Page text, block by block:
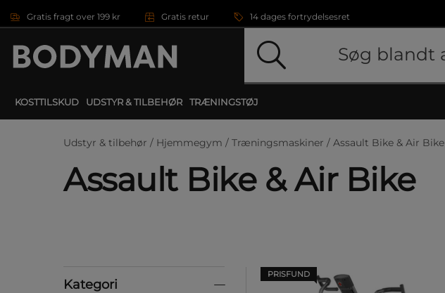
Gratis fragt over 199 kr Gratis retur 14 dages fortrydelsesret
KOSTTILSKUD UDSTYR & TILBEHØR TRÆNINGSTØJ
Udstyr & tilbehør / Hjemmegym / Træningsmaskiner / Assault Bike & Air Bike
Assault Bike & Air Bike
Kategori
PRISFUND